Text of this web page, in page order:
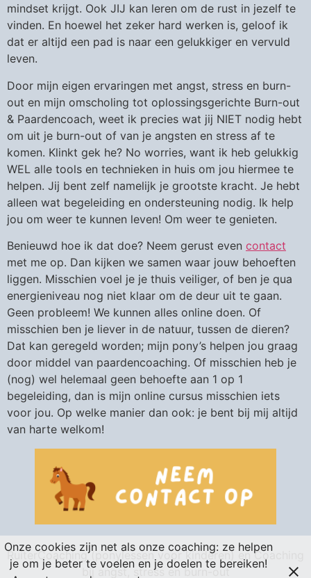
mindset krijgt. Ook JIJ kan leren om de rust in jezelf te
vinden. En hoewel het zeker hard werken is, geloof ik
dat er altijd een pad is naar een gelukkiger en vervuld
leven.
Door mijn eigen ervaringen met angst, stress en burn-
out en mijn omscholing tot oplossingsgerichte Burn-out
& Paardencoach, weet ik precies wat jij NIET nodig hebt
om uit je burn-out of van je angsten en stress af te
komen. Klinkt gek he? No worries, want ik heb gelukkig
WEL alle tools en technieken in huis om jou hiermee te
helpen. Jij bent zelf namelijk je grootste kracht. Je hebt
alleen wat begeleiding en ondersteuning nodig. Ik help
jou om weer te kunnen leven! Om weer te genieten.
Benieuwd hoe ik dat doe? Neem gerust even contact
met me op. Dan kijken we samen waar jouw behoeften
liggen. Misschien voel je je thuis veiliger, of ben je qua
energieniveau nog niet klaar om de deur uit te gaan.
Geen probleem! We kunnen alles online doen. Of
misschien ben je liever in de natuur, tussen de dieren?
Dat kan geregeld worden; mijn pony’s helpen jou graag
door middel van paardencoaching. Of misschien heb je
(nog) wel helemaal geen behoefte aan 1 op 1
begeleiding, dan is mijn online cursus misschien iets
voor jou. Op welke manier dan ook: je bent bij mij altijd
van harte welkom!
RuiterCoaching (ponylessen voor kinderen) en Coaching
bij angst, stress en burn-out
Onze cookies zijn net als onze coaching: ze helpen
je om je beter te voelen en je doelen te bereiken!